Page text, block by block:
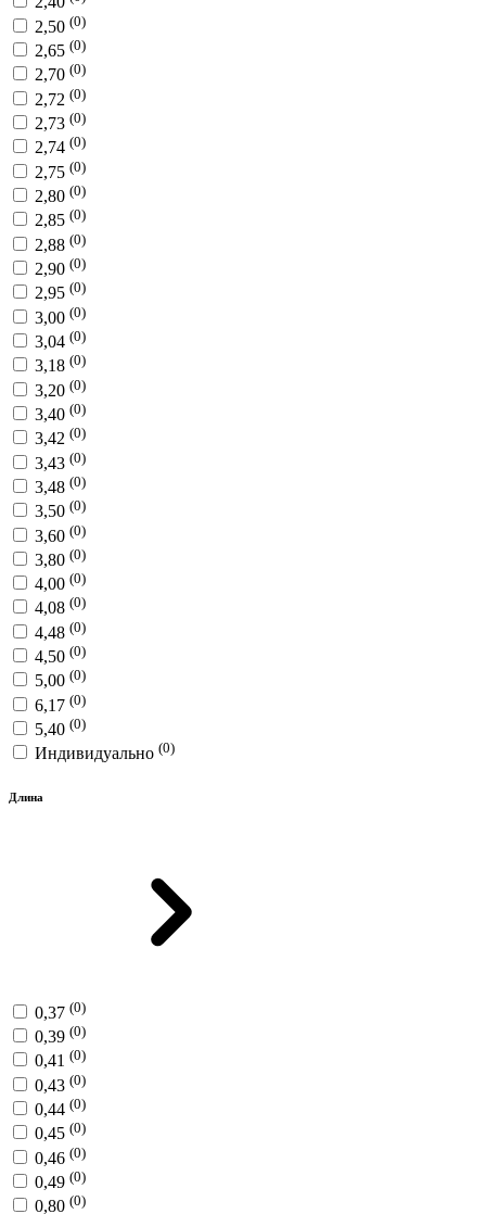
2,50 (0)
2,65 (0)
2,70 (0)
2,72 (0)
2,73 (0)
2,74 (0)
2,75 (0)
2,80 (0)
2,85 (0)
2,88 (0)
2,90 (0)
2,95 (0)
3,00 (0)
3,04 (0)
3,18 (0)
3,20 (0)
3,40 (0)
3,42 (0)
3,43 (0)
3,48 (0)
3,50 (0)
3,60 (0)
3,80 (0)
4,00 (0)
4,08 (0)
4,48 (0)
4,50 (0)
5,00 (0)
6,17 (0)
5,40 (0)
Индивидуально (0)
Длина
0,37 (0)
0,39 (0)
0,41 (0)
0,43 (0)
0,44 (0)
0,45 (0)
0,46 (0)
0,49 (0)
0,80 (0)